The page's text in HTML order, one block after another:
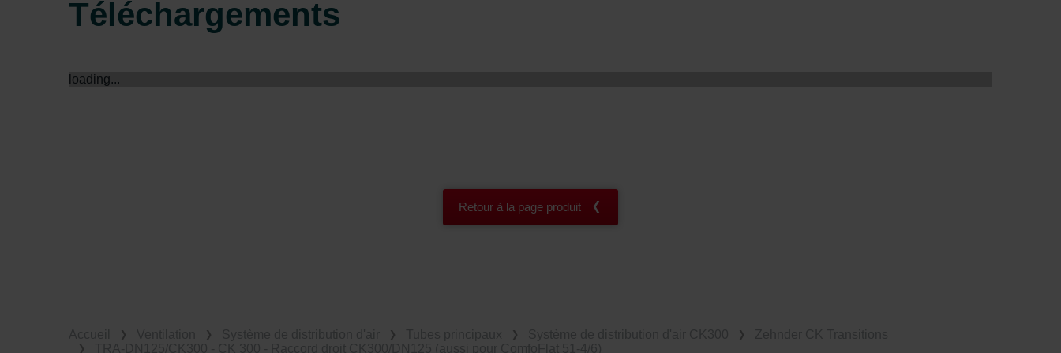
Téléchargements
loading...
Retour à la page produit